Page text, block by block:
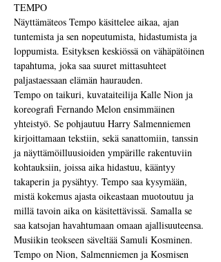
TEMPO
Näyttämäteos Tempo käsittelee aikaa, ajan
tuntemista ja sen nopeutumista, hidastumista ja
loppumista. Esityksen keskiössä on vähäpätöinen
tapahtuma, joka saa suuret mittasuhteet
paljastaessaan elämän haurauden.
Tempo on taikuri, kuvataiteilija Kalle Nion ja
koreografi Fernando Melon ensimmäinen
yhteistyö. Se pohjautuu Harry Salmenniemen
kirjoittamaan tekstiin, sekä sanattomiin, tanssin
ja näyttämöilluusioiden ympärille rakentuviin
kohtauksiin, joissa aika hidastuu, kääntyy
takaperin ja pysähtyy. Tempo saa kysymään,
mistä kokemus ajasta oikeastaan muotoutuu ja
millä tavoin aika on käsitettävissä. Samalla se
saa katsojan havahtumaan omaan ajallisuuteensa.
Musiikin teokseen säveltää Samuli Kosminen.
Tempo on Nion, Salmenniemen ja Kosmisen